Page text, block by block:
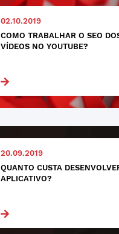
02.10.2019
COMO TRABALHAR O SEO
VÍDEOS NO YOUTUBE?
20.09.2019
QUANTO CUSTA
APLICATIVO?